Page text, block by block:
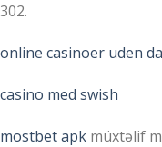
302.
online casinoer uden
casino med swish
mostbet apk müxtəlif